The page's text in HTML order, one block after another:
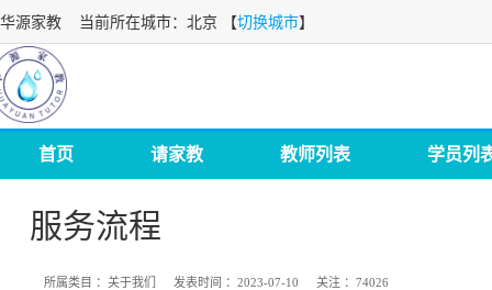
华源家教 当前所在城市：北京 【切换城市】
首页 请家教 教师列表 学员列
服务流程
所属类目 ：关于我们 发表时间 ：2023-07-10 关注 ：74026